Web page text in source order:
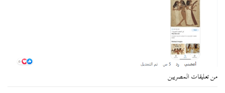
من تعليقات المصريين